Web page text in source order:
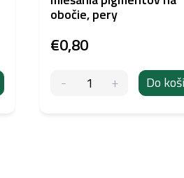
obočie, pery
€0,80
Do